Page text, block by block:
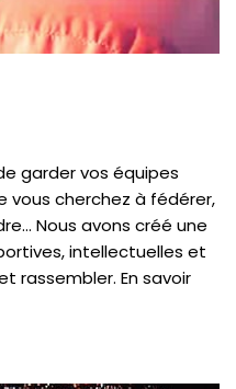
garder vos équipes
vous cherchez à fédérer,
Nous avons créé une
intellectuelles et
rassembler. En savoir